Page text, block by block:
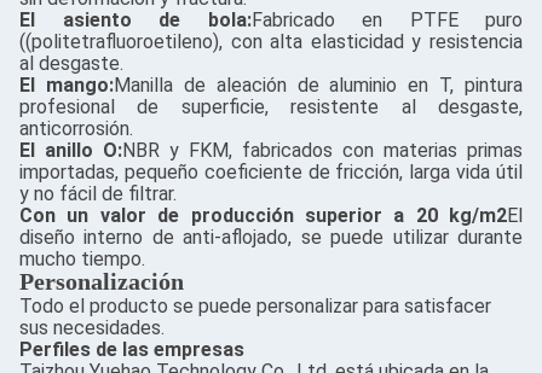
El asiento de bola:Fabricado en PTFE puro
((politetrafluoroetileno), con alta elasticidad y resistencia
al desgaste.
El mango:Manilla de aleación de aluminio en T, pintura
profesional de superficie, resistente al desgaste,
anticorrosión.
El anillo O:NBR y FKM, fabricados con materias primas
importadas, pequeño coeficiente de fricción, larga vida útil
y no fácil de filtrar.
Con un valor de producción superior a 20 kg/m2El
diseño interno de anti-aflojado, se puede utilizar durante
mucho tiempo.
Personalización
Todo el producto se puede personalizar para satisfacer
sus necesidades.
Perfiles de las empresas